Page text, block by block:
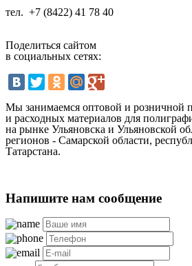
тел. +7 (8422) 41 78 40
Поделиться сайтом
в социальных сетях:
Мы занимаемся оптовой и розничной
и расходных материалов для
на рынке Ульяновска и Ульяновской
регионов - Самарской области,
Татарстана.
Напишите нам сообщение